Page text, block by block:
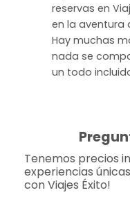
reservas en
en la aventura
Hay muchas
nada se
un todo
Tenemos precios
experiencias
con Viajes Éxito!